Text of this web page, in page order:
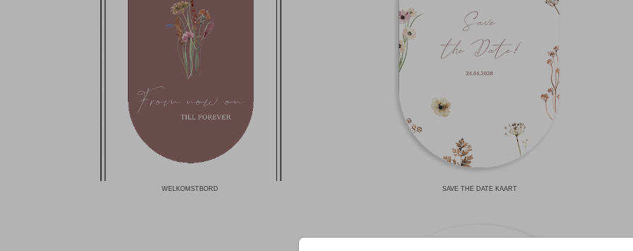
WELKOMSTBORD SAVE THE DATE KAART